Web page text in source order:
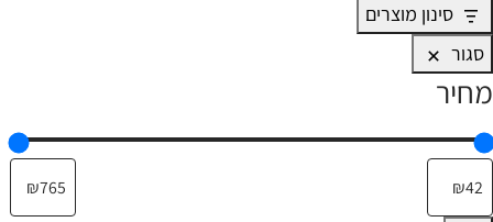
סינון מוצרים
סגור
מחיר